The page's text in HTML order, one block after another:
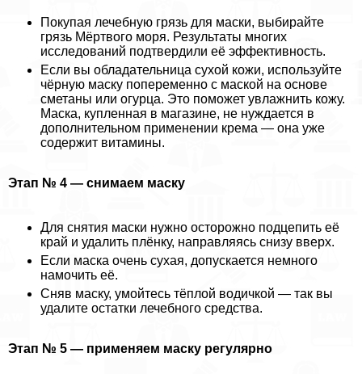
Покупая лечебную грязь для маски, выбирайте
грязь Мёртвого моря. Результаты многих
исследований подтвердили её эффективность.
Если вы обладательница сухой кожи, используйте
чёрную маску попеременно с маской на основе
сметаны или огурца. Это поможет увлажнить кожу.
Маска, купленная в магазине, не нуждается в
дополнительном применении крема — она уже
содержит витамины.
Этап № 4 — снимаем маску
Для снятия маски нужно осторожно подцепить её
край и удалить плёнку, направляясь снизу вверх.
Если маска очень сухая, допускается немного
намочить её.
Сняв маску, умойтесь тёплой водичкой — так вы
удалите остатки лечебного средства.
Этап № 5 — применяем маску регулярно